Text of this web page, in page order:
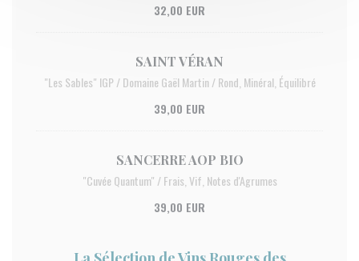
32,00 EUR
SAINT VÉRAN
"Les Sables" IGP / Domaine Gaël Martin / Rond, Minéral, Équilibré
39,00 EUR
SANCERRE AOP BIO
"Cuvée Quantum'' / Frais, Vif, Notes d'Agrumes
39,00 EUR